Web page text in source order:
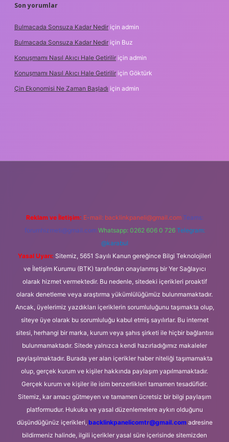
Son yorumlar
Bulmacada Sonsuza Kadar Nedir için admin
Bulmacada Sonsuza Kadar Nedir için Buz
Konuşmamı Nasıl Akıcı Hale Getirilir için admin
Konuşmamı Nasıl Akıcı Hale Getirilir için Göktürk
Çin Ekonomisi Ne Zaman Başladı için admin
Reklam ve İletişim: E-mail: backlinkpaneli@gmail.com Teams:
forumhizmeti@gmail.com Whatsapp: 0262 606 0 726 Telegram:
@karabul
Yasal Uyarı: Sitemiz, 5651 Sayılı Kanun gereğince Bilgi Teknolojileri
ve İletişim Kurumu (BTK) tarafından onaylanmış bir Yer Sağlayıcı
olarak hizmet vermektedir. Bu nedenle, sitedeki içerikleri proaktif
olarak denetleme veya araştırma yükümlülüğümüz bulunmamaktadır.
Ancak, üyelerimiz yazdıkları içeriklerin sorumluluğunu taşımakta olup,
siteye üye olarak bu sorumluluğu kabul etmiş sayılırlar. Bu internet
sitesi, herhangi bir marka, kurum veya şahıs şirketi ile hiçbir bağlantısı
bulunmamaktadır. Sitede yalnızca kendi hazırladığımız makaleler
paylaşılmaktadır. Burada yer alan içerikler haber niteliği taşımamakta
olup, gerçek kurum ve kişiler hakkında paylaşım yapılmamaktadır.
Gerçek kurum ve kişiler ile isim benzerlikleri tamamen tesadüfidir.
Sitemiz, kar amacı gütmeyen ve tamamen ücretsiz bir bilgi paylaşım
platformudur. Hukuka ve yasal düzenlemelere aykırı olduğunu
düşündüğünüz içerikleri, backlinkpanelicomtr@gmail.comadresine
bildirmeniz halinde, ilgili içerikler yasal süre içerisinde sitemizden